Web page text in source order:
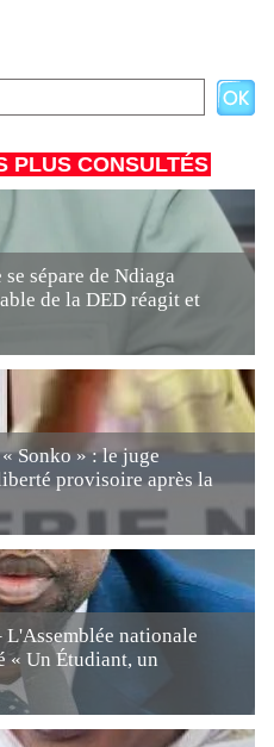
PLUS CONSULTÉS
sépare de Ndiaga
de la DED réagit et
Sonko » : le juge
provisoire après la
nationale
« Un Étudiant, un